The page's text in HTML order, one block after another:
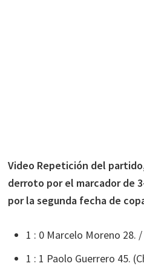
Video Repetición del
derroto por el marcador de
por la segunda fecha de
1 : 0 Marcelo Moreno 28.
1 : 1 Paolo Guerrero 45.